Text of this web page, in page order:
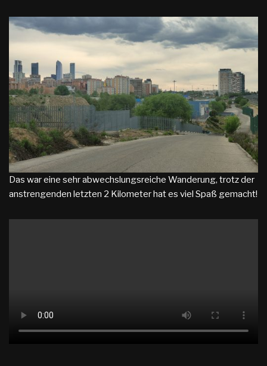
Das war eine sehr abwechslungsreiche Wanderung, trotz der
anstrengenden letzten 2 Kilometer hat es viel Spaß gemacht!